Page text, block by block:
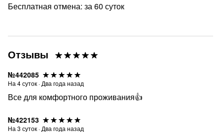
Бесплатная отмена: за 60 суток
Отзывы
№442085
На 4суток · Два года назад
Все для комфортного проживания👍
№422153
На 3 суток · Два года назад